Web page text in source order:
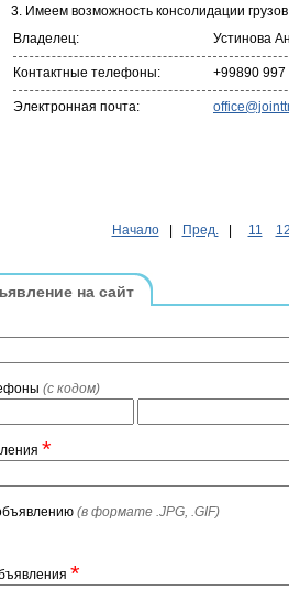
3. Имеем возможность консолидации
Владелец:
Устинова
Контактные телефоны: +99890 997
Электронная почта:
Начало| Пред.| 11 12
на сайт
(с кодом)
*
(в формате .JPG, .GIF)
*